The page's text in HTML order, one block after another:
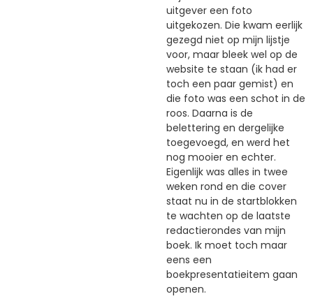
uitgever een foto
uitgekozen. Die kwam eerlijk
gezegd niet op mijn lijstje
voor, maar bleek wel op de
website te staan (ik had er
toch een paar gemist) en
die foto was een schot in de
roos. Daarna is de
belettering en dergelijke
toegevoegd, en werd het
nog mooier en echter.
Eigenlijk was alles in twee
weken rond en die cover
staat nu in de startblokken
te wachten op de laatste
redactierondes van mijn
boek. Ik moet toch maar
eens een
boekpresentatieitem gaan
openen.